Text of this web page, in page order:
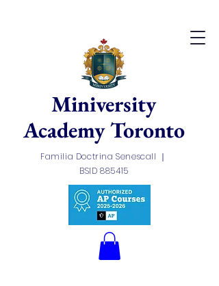
Miniversity
Academy Toronto
Familia Doctrina Senescall ｜
BSID 885415